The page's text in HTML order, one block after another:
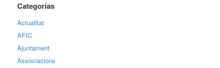
Categorías
Actualitat
AFIC
Ajuntament
Associacions